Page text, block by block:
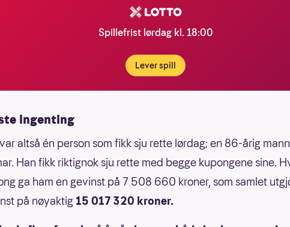
Spillefrist lørdag kl. 18:00
Lever spill
ingenting
altså én person som fikk sju rette lørdag; en 86-årig
Han fikk riktignok sju rette med begge kupongene sine.
ga ham en gevinst på 7 508 660 kroner, som samlet
på nøyaktig15 017 320 kroner.